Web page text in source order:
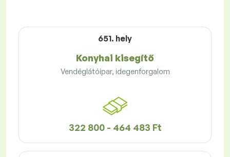
651. hely
Konyhai kisegítő
Vendéglátóipar, idegenforgalom
322 800 - 464 483 Ft